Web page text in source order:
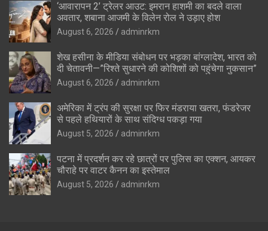
‘आवारापन 2’ ट्रेलर आउट: इमरान हाशमी का बदले वाला
अवतार, शबाना आजमी के विलेन रोल ने उड़ाए होश
August 6, 2026 adminrkm
शेख हसीना के मीडिया संबोधन पर भड़का बांग्लादेश, भारत को
दी चेतावनी—”रिश्ते सुधारने की कोशिशों को पहुंचेगा नुकसान”
August 6, 2026 adminrkm
अमेरिका में ट्रंप की सुरक्षा पर फिर मंडराया खतरा, फंडरेजर
से पहले हथियारों के साथ संदिग्ध पकड़ा गया
August 5, 2026 adminrkm
पटना में प्रदर्शन कर रहे छात्रों पर पुलिस का एक्शन, आयकर
चौराहे पर वाटर कैनन का इस्तेमाल
August 5, 2026 adminrkm